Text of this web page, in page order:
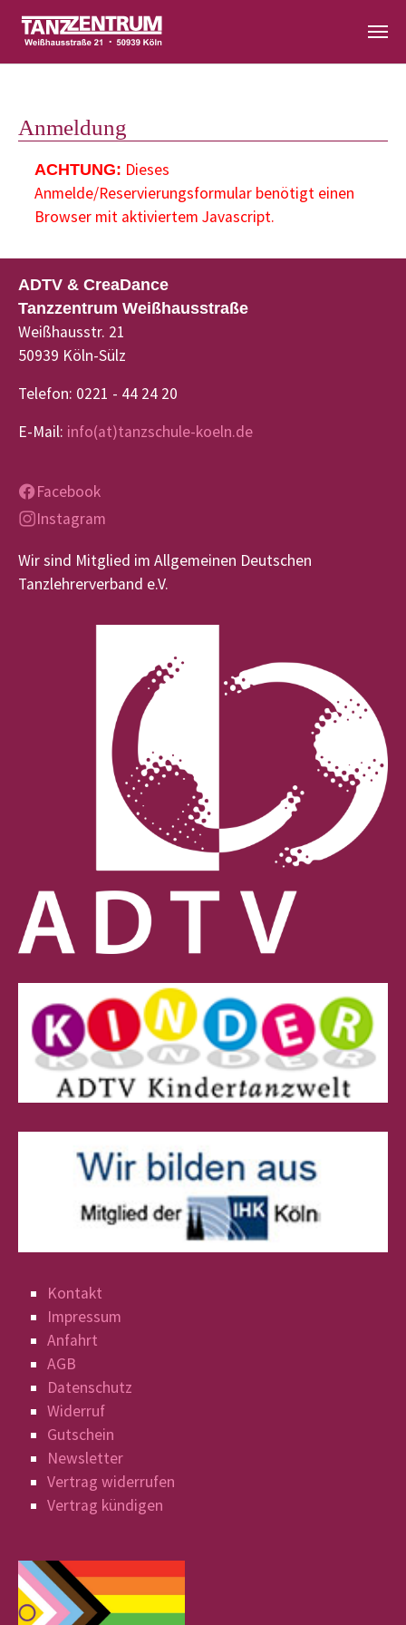
Anmeldung
ACHTUNG: Dieses
Anmelde/Reservierungsformular benötigt einen
Browser mit aktiviertem Javascript.
ADTV & CreaDance
Tanzzentrum Weißhausstraße
Weißhausstr. 21
50939 Köln-Sülz
Telefon: 0221 - 44 24 20
E-Mail: info(at)tanzschule-koeln.de
Facebook
Instagram
Wir sind Mitglied im Allgemeinen Deutschen
Tanzlehrerverband e.V.
Kontakt
Impressum
Anfahrt
AGB
Datenschutz
Widerruf
Gutschein
Newsletter
Vertrag widerrufen
Vertrag kündigen